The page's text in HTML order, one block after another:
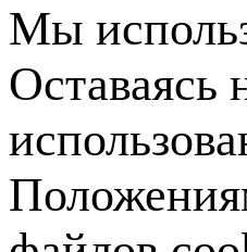
Мы
Оставаясь